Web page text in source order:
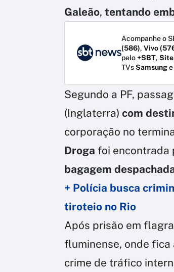
Galeão, tentando
Acompanhe o
(586), Vivo
pelo+SBT, Site
TVsSamsunge
Segundo a PF,
(Inglaterra) com
corporação no
Droga foi encontrada
bagagem
+ Polícia busca
tiroteio no Rio
Após prisão em
fluminense, onde fica
crime de tráfico